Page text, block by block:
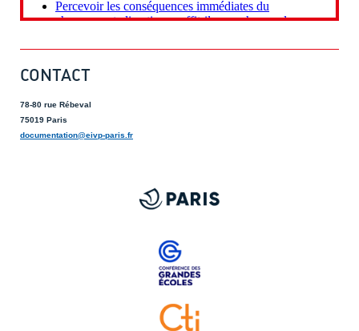
CONTACT
78-80 rue Rébeval
75019 Paris
documentation@eivp-paris.fr